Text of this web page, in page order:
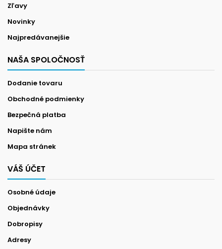
Zľavy
Novinky
Najpredávanejšie
NAŠA SPOLOČNOSŤ
Dodanie tovaru
Obchodné podmienky
Bezpečná platba
Napište nám
Mapa stránek
VÁŠ ÚČET
Osobné údaje
Objednávky
Dobropisy
Adresy